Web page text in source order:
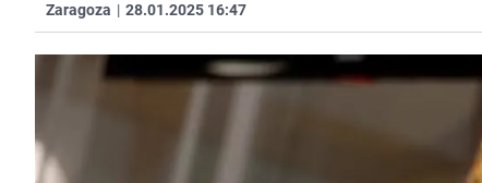
Zaragoza | 28.01.2025 16:47